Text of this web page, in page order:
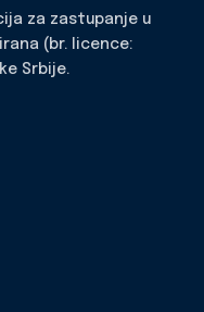
za zastupanje u
(br. licence:
Srbije.